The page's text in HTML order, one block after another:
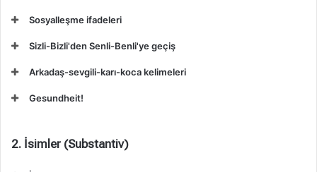
Sosyalleşme ifadeleri
Sizli-Bizli'den Senli-Benli'ye geçiş
Arkadaş-sevgili-karı-koca kelimeleri
Gesundheit!
2. İsimler (Substantiv)